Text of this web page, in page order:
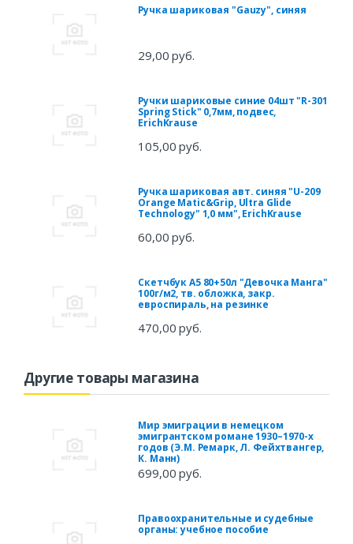
Ручка шариковая "Gauzy", синяя
29,00 руб.
Ручки шариковые синие 04шт "R-301
Spring Stick" 0,7мм, подвес,
ErichKrause
105,00 руб.
Ручка шариковая авт. синяя "U-209
Orange Matic&Grip, Ultra Glide
Technology" 1,0 мм", ErichKrause
60,00 руб.
Скетчбук А5 80+50л "Девочка Манга"
100г/м2, тв. обложка, закр.
евроспираль, на резинке
470,00 руб.
Другие товары магазина
Мир эмиграции в немецком
эмигрантском романе 1930–1970-х
годов (Э.М. Ремарк, Л. Фейхтвангер,
К. Манн)
699,00 руб.
Правоохранительные и судебные
органы: учебное пособие